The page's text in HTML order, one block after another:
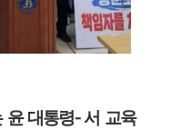
윤 대통령- 서 교육